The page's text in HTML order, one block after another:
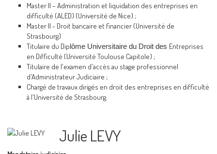
Master II – Administration et liquidation des entreprises en
difficulté (ALED) (Université de Nice) ;
Master II - Droit bancaire et financier (Université de
Strasbourg)
Titulaire du Diplôme Universitaire du Droit des Entreprises
en Difficulté (Université Toulouse Capitole) ;
Titulaire de l'examen d'accès au stage professionnel
d'Administrateur Judiciaire ;
Chargé de travaux dirigés en droit des entreprises en difficulté
à l'Université de Strasbourg.
Julie LEVY